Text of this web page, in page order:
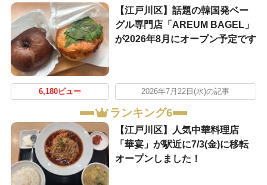
【江戸川区】話題の韓国発ベー
グル専門店「AREUM BAGEL」
が2026年8月にオープン予定です
6,180ビュー 2026年7月22日(水)の記事
ランキング6
【江戸川区】人気中華料理店
「華宴」が駅近に7/3(金)に移転
オープンしました！